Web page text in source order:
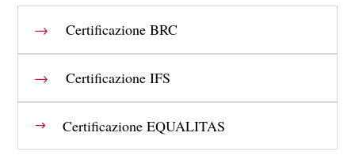
→Certificazione BRC
→Certificazione IFS
Certificazione EQUALITAS